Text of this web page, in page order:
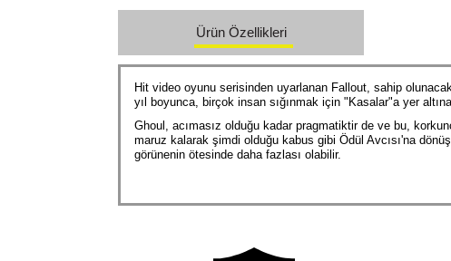
Ürün Özellikleri
Hit video oyunu serisinden uyarlanan Fallout, sahip
yıl boyunca, birçok insan sığınmak için "Kasalar"a yer
Ghoul, acımasız olduğu kadar pragmatiktir de ve bu,
maruz kalarak şimdi olduğu kabus gibi Ödül Avcısı'na
görünenin ötesinde daha fazlası olabilir.